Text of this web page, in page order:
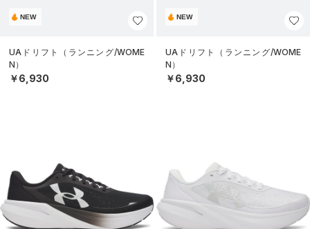
NEW
UAドリフト（ランニング/WOME
N）
￥6,930
NEW
UAドリフト（ランニング/WOME
N）
￥6,930